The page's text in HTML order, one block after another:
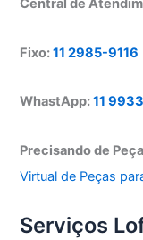
Central de
Fixo:11 2985-9116
WhastApp:11
Precisando de
Virtual de Peças
Serviços